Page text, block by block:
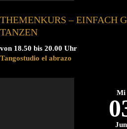
THEMENKURS – EINFACH
TANZEN
von 18.50 bis 20.00 Uhr
Tangostudio el abrazo
Mi
Jun